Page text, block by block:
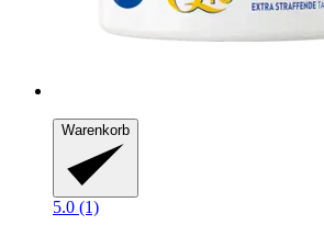
Warenkorb
5.0 (1)